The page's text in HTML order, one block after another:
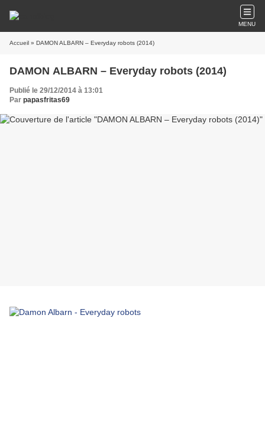
MENU
Accueil » DAMON ALBARN – Everyday robots (2014)
DAMON ALBARN – Everyday robots (2014)
Publié le 29/12/2014 à 13:01
Par papasfritas69